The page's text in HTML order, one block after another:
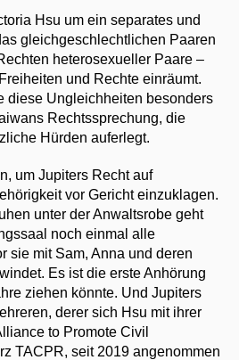
Hsu um ein separates und
gleichgeschlechtlichen Paaren
heterosexueller Paare –
und Rechte einräumt.
diese Ungleichheiten besonders
Rechtssprechung, die
Hürden auferlegt.
um Jupiters Recht auf
vor Gericht einzuklagen.
unter der Anwaltsrobe geht
noch einmal alle
sie mit Sam, Anna und deren
Es ist die erste Anhörung
ziehen könnte. Und Jupiters
derer sich Hsu mit ihrer
to Promote Civil
TACPR, seit 2019 angenommen